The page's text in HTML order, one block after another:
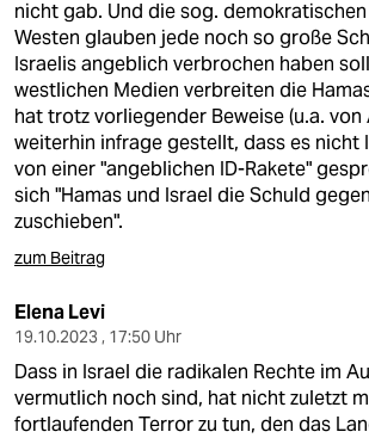
nicht gab. Und die sog.
Westen glauben jede noch so große
Israelis angeblich verbrochen haben
westlichen Medien verbreiten die
hat trotz vorliegender Beweise (u.a. von
weiterhin infrage gestellt, dass es nicht
von einer "angeblichen ID-Rakete"
sich "Hamas und Israel die Schuld
zuschieben".
zum Beitrag
Elena Levi
19.10.2023 , 17:50 Uhr
Dass in Israel die radikalen Rechte im
vermutlich noch sind, hat nicht zuletzt
fortlaufenden Terror zu tun, den das